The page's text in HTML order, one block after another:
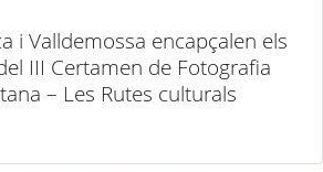
i Valldemossa encapçalen els
III Certamen de Fotografia
– Les Rutes culturals